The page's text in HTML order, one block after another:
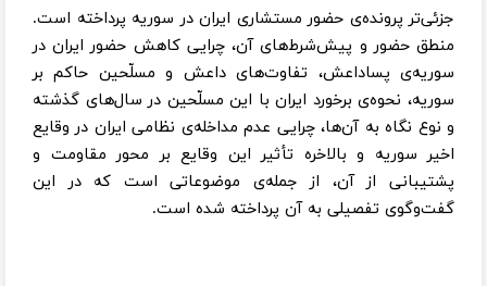
جزئی‌تر پرونده‌ی حضور مستشاری ایران در سوریه پرداخته است.
منطق حضور و پیش‌شرط‌های آن، چرایی کاهش حضور ایران در
سوریه‌ی پساداعش، تفاوت‌های داعش و مسلّحین حاکم بر
سوریه، نحوه‌ی برخورد ایران با این مسلّحین در سال‌های گذشته
و نوع نگاه به آن‌ها، چرایی عدم مداخله‌ی نظامی ایران در وقایع
اخیر سوریه و بالاخره تأثیر این وقایع بر محور مقاومت و
پشتیبانی از آن، از جمله‌ی موضوعاتی است که در این
گفت‌وگوی تفصیلی به آن پرداخته شده است.